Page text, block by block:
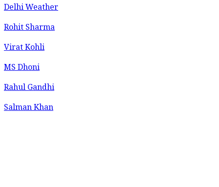
Delhi Weather
Rohit Sharma
Virat Kohli
MS Dhoni
Rahul Gandhi
Salman Khan